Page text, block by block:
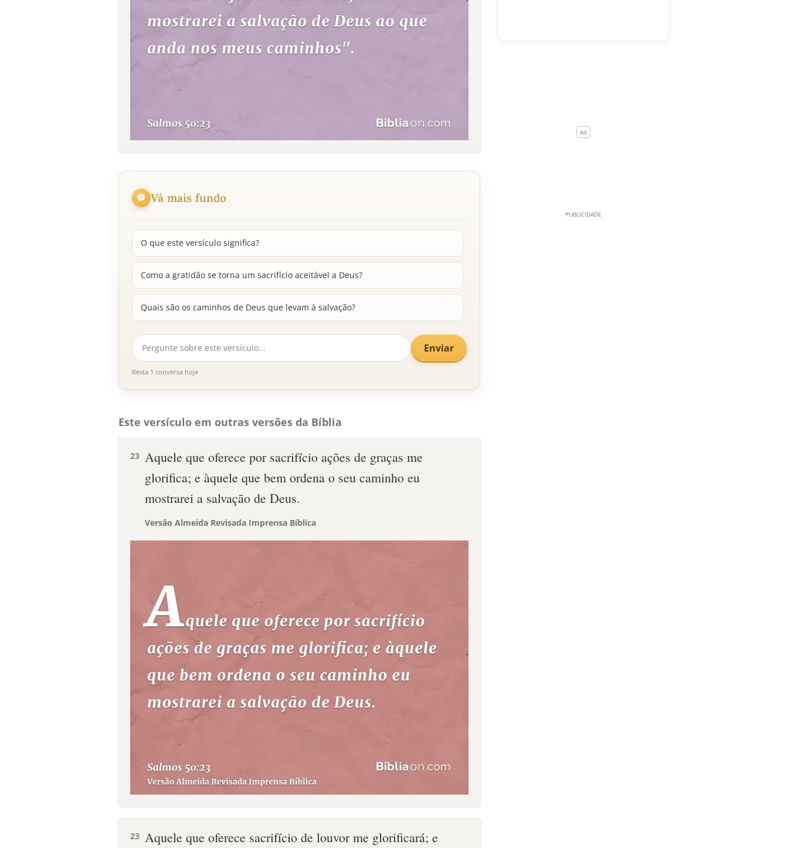
Vá mais fundo
O que este versículo significa?
Como a gratidão se torna um sacrifício aceitável a Deus?
Quais são os caminhos de Deus que levam à salvação?
Enviar
Resta 1 conversa hoje
Este versículo em outras versões da Bíblia
23 Aquele que oferece por sacrifício ações de graças me
glorifica; e àquele que bem ordena o seu caminho eu
mostrarei a salvação de Deus.
Versão Almeida Revisada Imprensa Bíblica
23 Aquele que oferece sacrifício de louvor me glorificará; e